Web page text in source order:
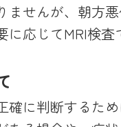
ませんが、朝方
に応じてMRI検査
確に判断するた